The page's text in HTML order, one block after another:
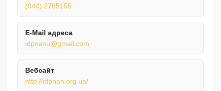
(044) 2785155
E-Mail адреса
idpnanu@gmail.com
Вебсайт
http://idpnan.org.ua/